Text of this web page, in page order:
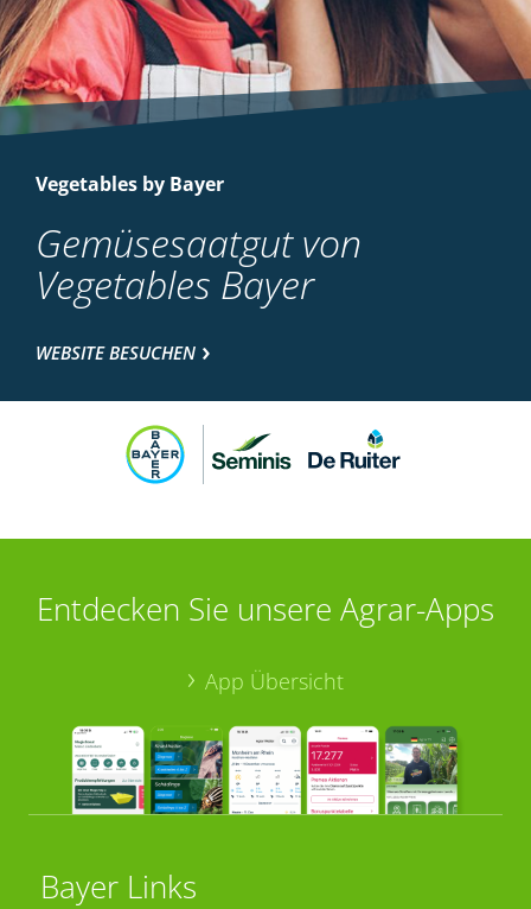
Vegetables by Bayer
Gemüsesaatgut von
Vegetables Bayer
WEBSITE BESUCHEN
Entdecken Sie unsere Agrar-Apps
App Übersicht
Bayer Links